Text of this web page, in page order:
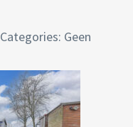
Categories: Geen